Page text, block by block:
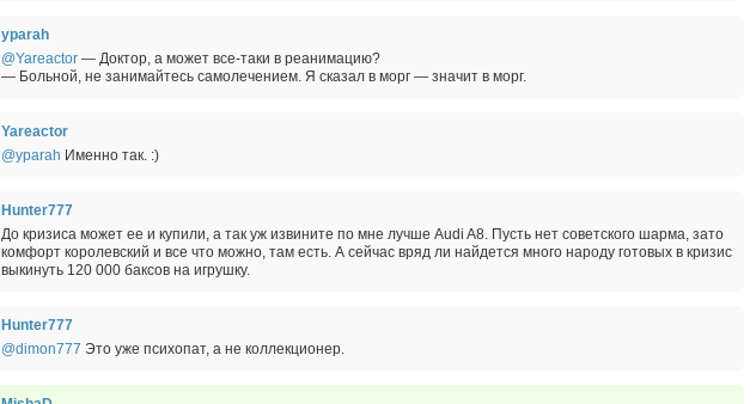
yparah
@Yareactor — Доктор, а может все-таки в реанимацию?
— Больной, не занимайтесь самолечением. Я сказал в морг — значит в морг.
Yareactor
@yparah Именно так. :)
Hunter777
До кризиса может ее и купили, а так уж извините по мне лучше Audi A8. Пусть нет советского шарма, зато
комфорт королевский и все что можно, там есть. А сейчас вряд ли найдется много народу готовых в кризис
выкинуть 120 000 баксов на игрушку.
Hunter777
@dimon777 Это уже психопат, а не коллекционер.